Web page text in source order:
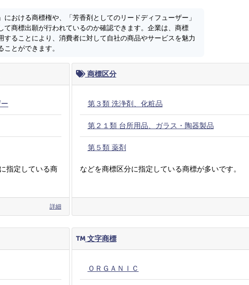
における商標権や、「芳香剤としてのリードディフューザー」
て商標出願が行われているのか確認できます。企業は、商標
することにより、消費者に対して自社の商品やサービスを魅力
とができます。
指定している商
詳細
商標区分
第３類 洗浄剤、化粧品
第２１類 台所用品、ガラス・陶器製品
第５類 薬剤
などを商標区分に指定している商標が多いです。
文字商標
ＯＲＧＡＮＩＣ